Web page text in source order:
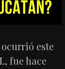
este
fue hace